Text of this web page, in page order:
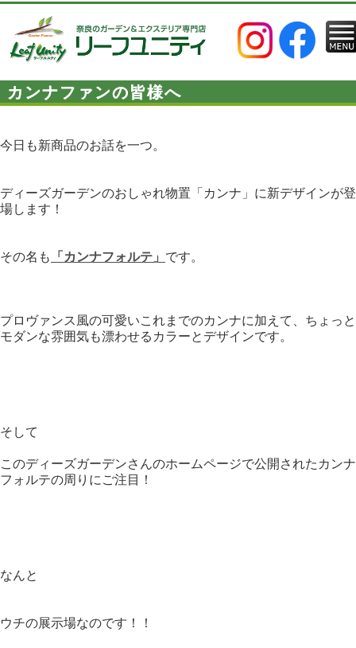
カンナファンの皆様へ
今日も新商品のお話を一つ。
ディーズガーデンのおしゃれ物置「カンナ」に新デザインが登
場します！
その名も 「カンナフォルテ」 です。
プロヴァンス風の可愛いこれまでのカンナに加えて、ちょっと
モダンな雰囲気も漂わせるカラーとデザインです。
そして
このディーズガーデンさんのホームページで公開されたカンナ
フォルテの周りにご注目！
なんと
ウチの展示場なのです！！